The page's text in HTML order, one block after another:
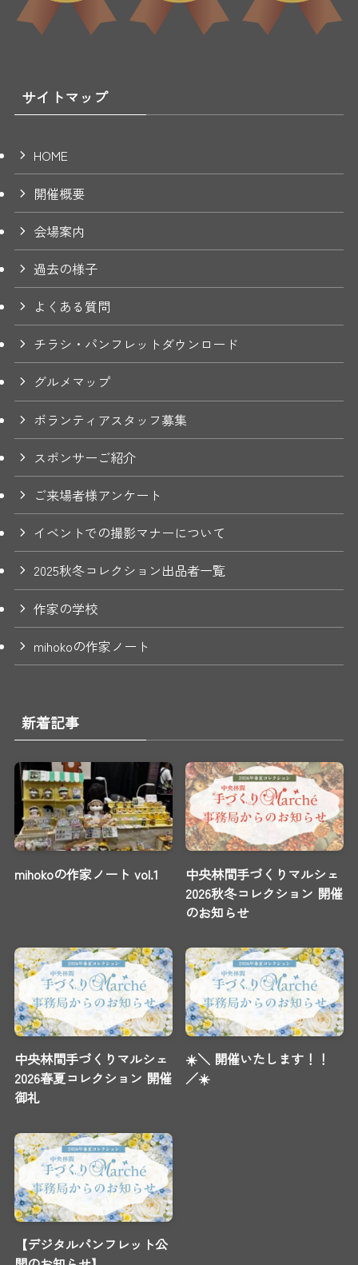
サイトマップ
HOME
開催概要
会場案内
過去の様子
よくある質問
チラシ・パンフレットダウンロード
グルメマップ
ボランティアスタッフ募集
スポンサーご紹介
ご来場者様アンケート
イベントでの撮影マナーについて
2025秋冬コレクション出品者一覧
作家の学校
mihokoの作家ノート
新着記事
mihokoの作家ノート vol.1
中央林間手づくりマルシェ
2026秋冬コレクション 開催
のお知らせ
中央林間手づくりマルシェ
2026春夏コレクション 開催
御礼
☀️＼ 開催いたします！！
／☀️
【デジタルパンフレット公